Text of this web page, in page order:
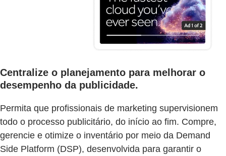
Centralize o planejamento para melhorar o
desempenho da publicidade.
Permita que profissionais de marketing supervisionem
todo o processo publicitário, do início ao fim. Compre,
gerencie e otimize o inventário por meio da Demand
Side Platform (DSP), desenvolvida para garantir o